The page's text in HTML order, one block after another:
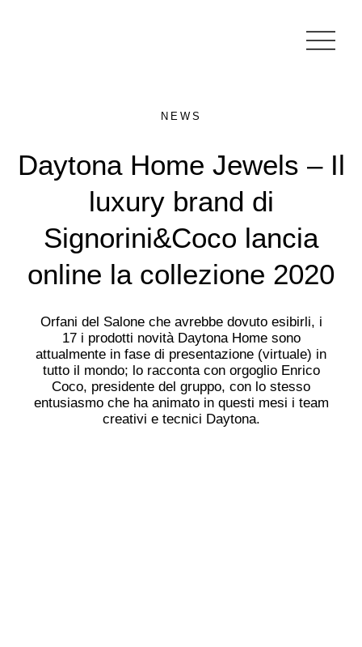
NEWS
Daytona Home Jewels – Il
luxury brand di
Signorini&Coco lancia
online la collezione 2020
Orfani del Salone che avrebbe dovuto esibirli, i
17 i prodotti novità Daytona Home sono
attualmente in fase di presentazione (virtuale) in
tutto il mondo; lo racconta con orgoglio Enrico
Coco, presidente del gruppo, con lo stesso
entusiasmo che ha animato in questi mesi i team
creativi e tecnici Daytona.